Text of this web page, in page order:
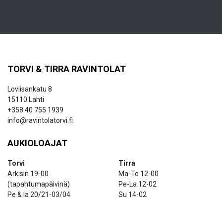
TORVI & TIRRA RAVINTOLAT
Loviisankatu 8
15110 Lahti
+358 40 755 1939
info@ravintolatorvi.fi
AUKIOLOAJAT
Torvi
Arkisin 19-00
(tapahtumapäivinä)
Pe & la 20/21-03/04
Tirra
Ma-To 12-00
Pe-La 12-02
Su 14-02